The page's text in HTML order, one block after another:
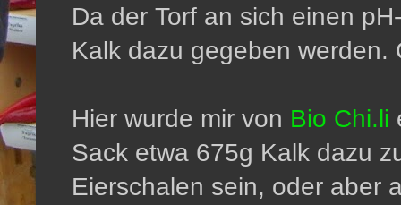
Da der Torf an sich einen
Kalk dazu gegeben werden.
Hier wurde mir von Bio Chi.li
Sack etwa 675g Kalk dazu
Eierschalen sein, oder aber